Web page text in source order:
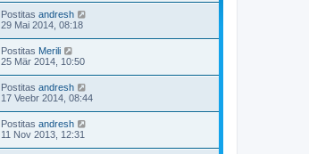
Postitas andresh
29 Mai 2014, 08:18
Postitas Merili
25 Mär 2014, 10:50
Postitas andresh
17 Veebr 2014, 08:44
Postitas andresh
11 Nov 2013, 12:31